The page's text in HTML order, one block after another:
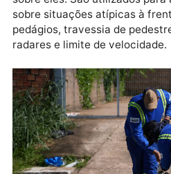
produzem ruído e
sobre eles. São utilizados
sobre situações atípicas à
pedágios, travessia de
radares e limite de